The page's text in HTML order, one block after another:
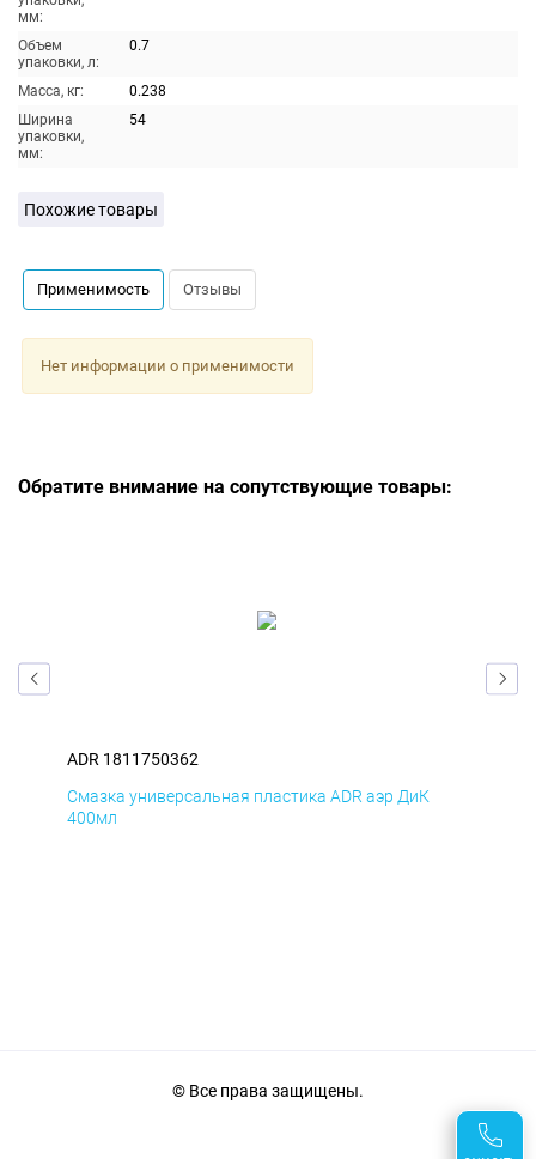
мм:
Объем
упаковки, л:
0.7
Масса, кг:
0.238
Ширина
упаковки,
мм:
54
Похожие товары
Применимость Отзывы
Нет информации о применимости
Обратите внимание на сопутствующие товары:
ADR 1811750362
Смазка универсальная пластика ADR аэр ДиК
400мл
© Все права защищены.